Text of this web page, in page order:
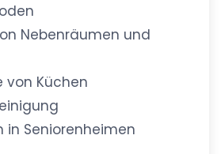
Nebenräumen und
von Küchen
in Seniorenheimen